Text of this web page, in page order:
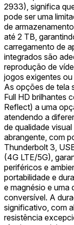
2933), significa
pode ser uma
de
até 2 TB,
carregamento de
integrados são
reprodução de
jogos exigentes
As opções de tela
Full HD brilhantes
Reflect) a uma
atendendo a
de qualidade
abrangente, com
Thunderbolt 3,
(4G LTE/5G),
periféricos e
portabilidade e
e magnésio e uma
conversível. A
significativo, com
resistência